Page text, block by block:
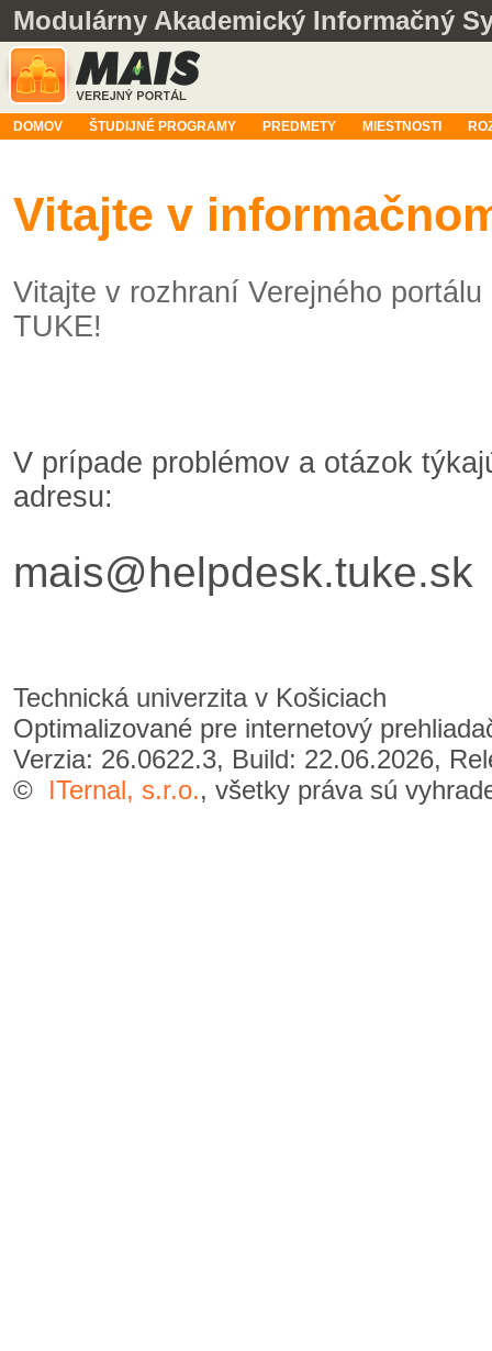
Modulárny Akademický Informačný
DOMOV ŠTUDIJNÉ PROGRAMY PREDMETY MIESTNOSTI
Vitajte v
Vitajte v rozhraní Verejného
TUKE!
V prípade problémov a otázok
adresu:
mais@helpdesk.tuke.sk
Technická univerzita v Košiciach
Optimalizované pre internetový
Verzia: 26.0622.3, Build: 22.06.2026,
© ITernal, s.r.o., všetky práva sú